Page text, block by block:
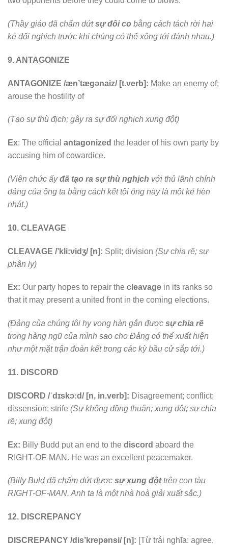
(Thầy giáo đã chấm dứtsự đôi co bằng cách tách rời hai
kẻ đối nghịch trước khi chúng có thể xông tới đánh nhau.)
9. ANTAGONIZE
ANTAGONIZE /æn’tægənaiz/ [t.verb]: Make an enemy of;
arouse the hostility of
(Tạo sự thù địch; gây ra sự đối nghịch xung đột)
Ex: The official antagonized the leader of his own party by
accusing him of cowardice.
(Viên chức ấyđã tạo ra sự thù nghịch với thủ lãnh chính
đảng của ông ta bằng cách kết tội ông này là một kẻ hèn
nhát.)
10. CLEAVAGE
CLEAVAGE /’kli:vidʒ/ [n]: Split; division (Sự chia rẽ; sự
phân ly)
Ex: Our party hopes to repair the cleavage in its ranks so
that it may present a united front in the coming elections.
(Đảng của chúng tôi hy vọng hàn gắn được sự chia rẽ
trong hàng ngũ của mình sao cho Đảng có thể xuất hiện
như một mặt trận đoàn kết trong các kỳ bầu cử sắp tới.)
11. DISCORD
DISCORD /ˈdɪskɔːd/ [n, in.verb]: Disagreement; conflict;
dissension; strife (Sự không đồng thuận; xung đột; sự chia
rẽ; xung đột)
Ex: Billy Budd put an end to the discord aboard the
RIGHT-OF-MAN. He was an excellent peacemaker.
(Billy Buld đã chấm dứt được sự xung độttrên con tàu
RIGHT-OF-MAN. Anh ta là một nhà hoà giải xuất sắc.)
12. DISCREPANCY
DISCREPANCY /dis’krepənsi/ [n]: [Từ trái nghĩa: agree,